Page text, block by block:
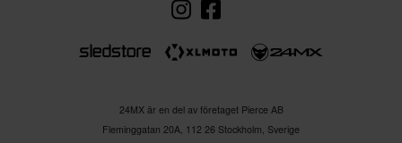
24MX är en del av företaget Pierce AB
Fleminggatan 20A, 112 26 Stockholm, Sverige